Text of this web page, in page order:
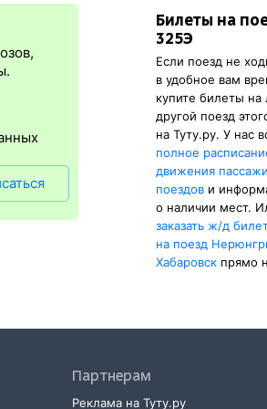
Электронная регистрация
— это
быть на вокзале и покупать ж/д билет
исключение составляют поезда
личности, указанный в
посадочного купона.
Билеты на
325Э
Если поезд не
в удобное вам
купите билеты
другой поезд
на Туту.ру. У нас
полное
движения
поездов и
о наличии мест.
заказатьж/д
на поезд
Хабаровск прямо
Партнерам
Реклама на Туту.ру